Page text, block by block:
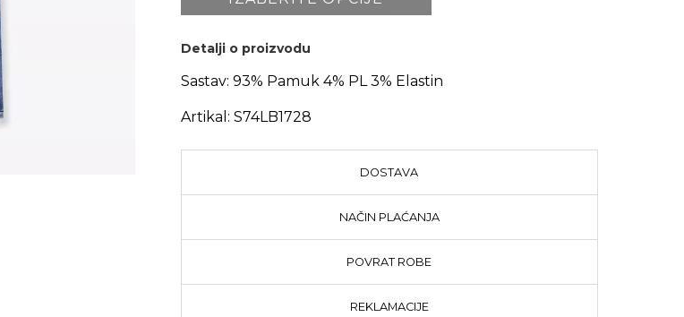
Detalji o proizvodu
Sastav: 93% Pamuk 4% PL 3% Elastin
Artikal: S74LB1728
DOSTAVA
NAČIN PLAĆANJA
POVRAT ROBE
REKLAMACIJE